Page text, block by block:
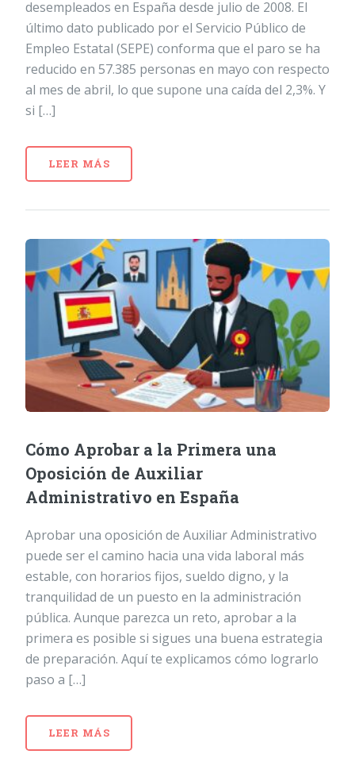
desempleados en España desde julio de 2008. El
último dato publicado por el Servicio Público de
Empleo Estatal (SEPE) conforma que el paro se ha
reducido en 57.385 personas en mayo con respecto
al mes de abril, lo que supone una caída del 2,3%. Y
si […]
LEER MÁS
Cómo Aprobar a la Primera una
Oposición de Auxiliar
Administrativo en España
Aprobar una oposición de Auxiliar Administrativo
puede ser el camino hacia una vida laboral más
estable, con horarios fijos, sueldo digno, y la
tranquilidad de un puesto en la administración
pública. Aunque parezca un reto, aprobar a la
primera es posible si sigues una buena estrategia
de preparación. Aquí te explicamos cómo lograrlo
paso a […]
LEER MÁS